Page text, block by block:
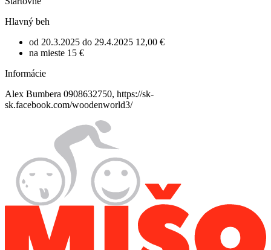
Hlavný beh
od 20.3.2025 do 29.4.2025 12,00 €
na mieste 15 €
Informácie
Alex Bumbera 0908632750, https://sk-
sk.facebook.com/woodenworld3/